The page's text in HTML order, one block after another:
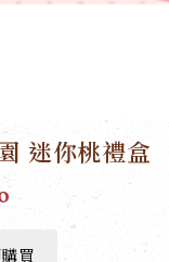
迷你桃禮盒
買